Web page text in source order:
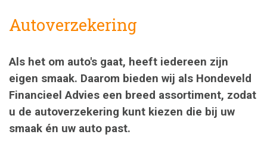
Autoverzekering
Als het om auto's gaat, heeft iedereen zijn
eigen smaak. Daarom bieden wij als Hondeveld
Financieel Advies een breed assortiment, zodat
u de autoverzekering kunt kiezen die bij uw
smaak én uw auto past.